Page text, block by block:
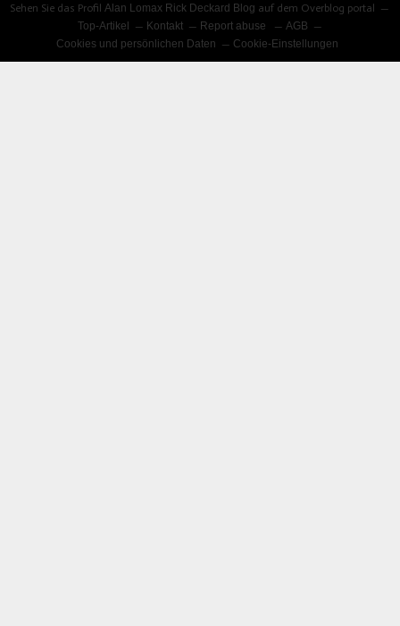
Sehen Sie das ProfilAlan Lomax Rick Deckard Blog auf dem Overblog portal
Top-Artikel
Kontakt Report abuse
AGB
Cookies und persönlichen Daten
Cookie-Einstellungen